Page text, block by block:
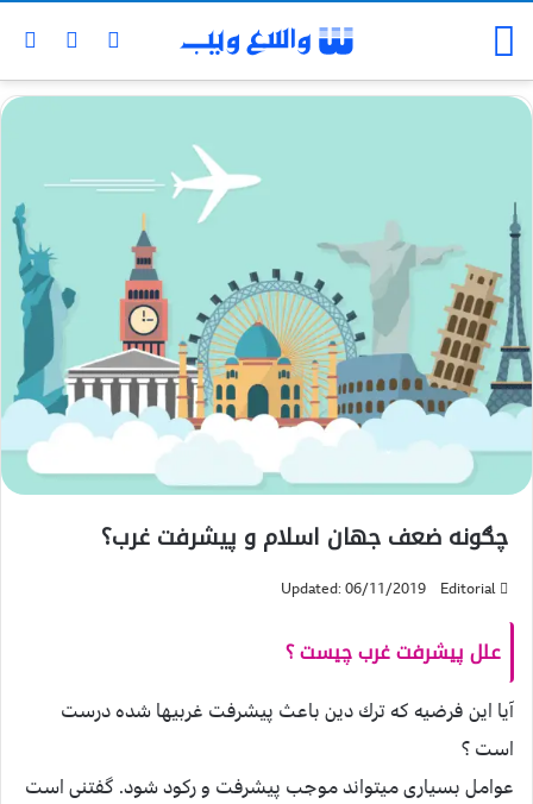
چګونه ضعف جهان اسلام و پیشرفت غرب؟
Editorial
Updated: 06/11/2019
علل پيشرفت غرب چيست ؟
آيا اين فرضيه كه ترك دين باعث پيشرفت غربيها شده درست
است ؟
عوامل بسيارى ميتواند موجب پيشرفت و ركود شود. گفتنى است